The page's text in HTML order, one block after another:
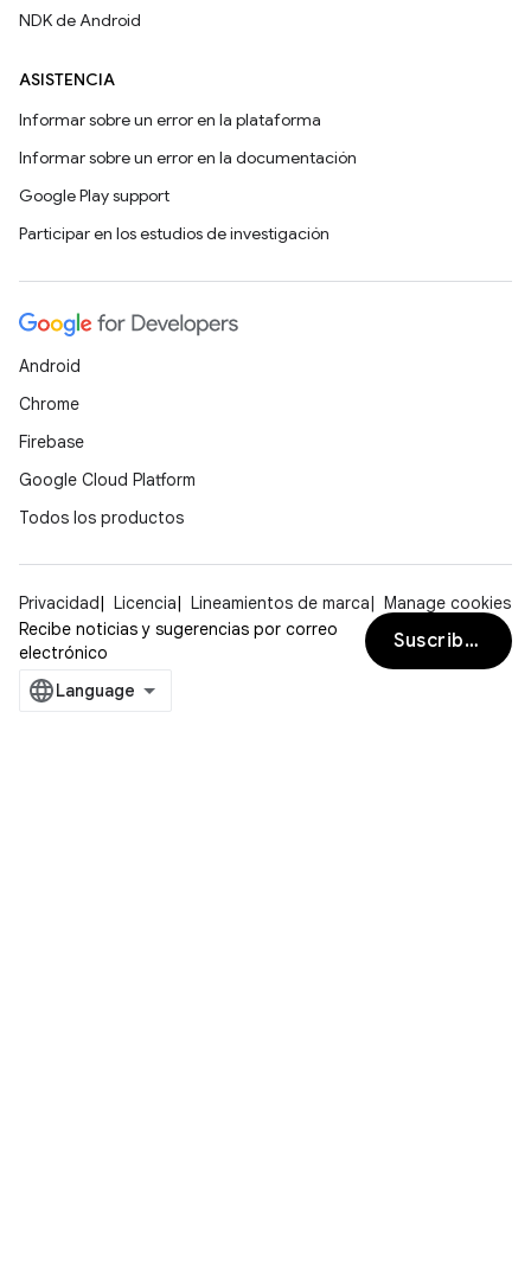
NDK de Android
ASISTENCIA
Informar sobre un error en la plataforma
Informar sobre un error en la documentación
Google Play support
Participar en los estudios de investigación
Android
Chrome
Firebase
Google Cloud Platform
Todos los productos
Privacidad Licencia Lineamientos de marca
Manage cookies
Recibe noticias y sugerencias por correo
electrónico
Suscribirse